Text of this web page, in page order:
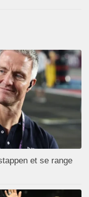
et se range